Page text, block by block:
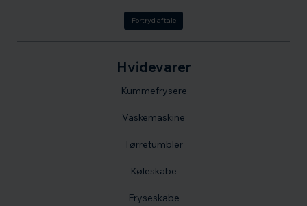
Hvidevarer
Kummefrysere
Vaskemaskine
Tørretumbler
Køleskabe
Fryseskabe
Fortryd aftale